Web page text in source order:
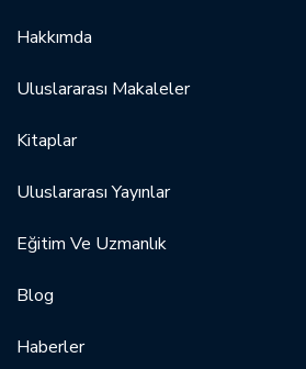
Hakkımda
Uluslararası Makaleler
Kitaplar
Uluslararası Yayınlar
Eğitim Ve Uzmanlık
Blog
Haberler